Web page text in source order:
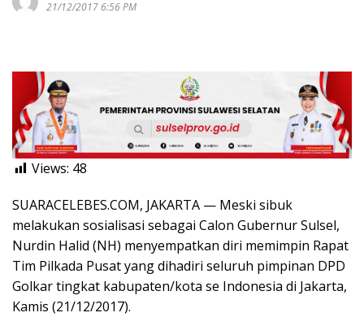
21/12/2017 6:56 PM
Views: 48
SUARACELEBES.COM, JAKARTA — Meski sibuk
melakukan sosialisasi sebagai Calon Gubernur Sulsel,
Nurdin Halid (NH) menyempatkan diri memimpin Rapat
Tim Pilkada Pusat yang dihadiri seluruh pimpinan DPD
Golkar tingkat kabupaten/kota se Indonesia di Jakarta,
Kamis (21/12/2017).